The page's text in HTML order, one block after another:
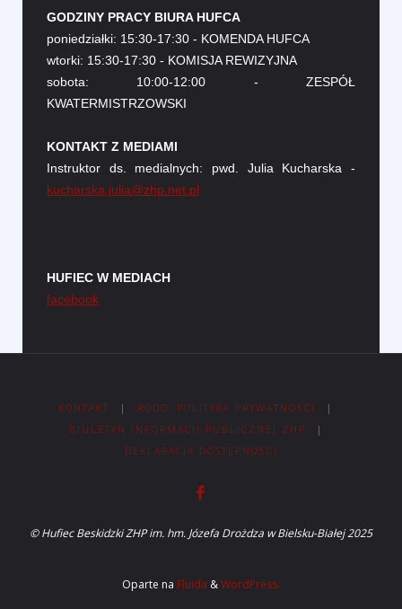
GODZINY PRACY BIURA HUFCA
poniedziałki: 15:30-17:30 - KOMENDA HUFCA
wtorki: 15:30-17:30 - KOMISJA REWIZYJNA
sobota: 10:00-12:00 - ZESPÓŁ
KWATERMISTRZOWSKI
KONTAKT Z MEDIAMI
Instruktor ds. medialnych: pwd. Julia Kucharska -
kucharska.julia@zhp.net.pl
HUFIEC W MEDIACH
facebook
KONTAKT | RODO, POLITYKA PRYWATNOŚCI
|
BIULETYN INFORMACJI PUBLICZNEJ ZHP
|
DEKLARACJA DOSTĘPNOŚCI
© Hufiec Beskidzki ZHP im. hm. Józefa Drożdza w Bielsku-Białej 2025
Oparte na Fluida &WordPress.